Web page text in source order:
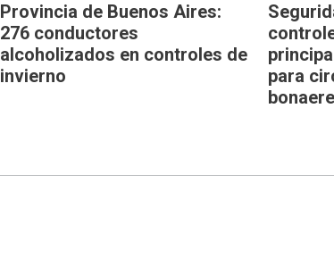
Provincia de Buenos Aires:
276 conductores
alcoholizados en controles de
invierno
para